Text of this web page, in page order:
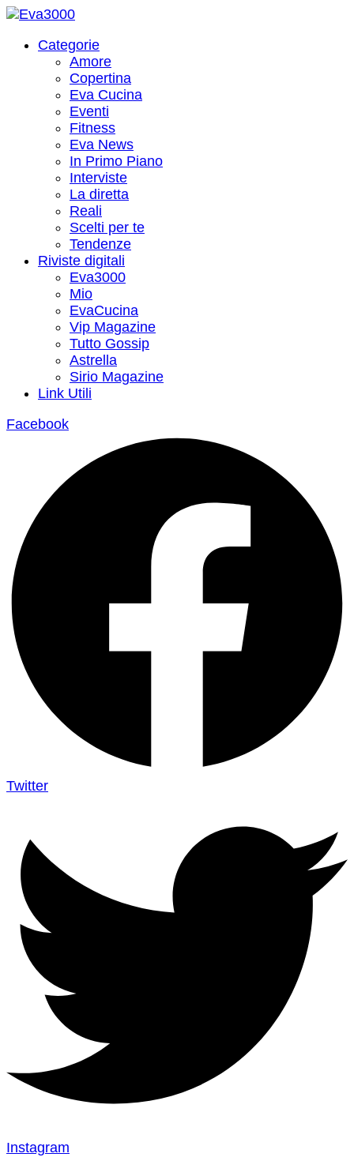
Categorie
Amore
Copertina
Eva Cucina
Eventi
Fitness
Eva News
In Primo Piano
Interviste
La diretta
Reali
Scelti per te
Tendenze
Riviste digitali
Eva3000
Mio
EvaCucina
Vip Magazine
Tutto Gossip
Astrella
Sirio Magazine
Link Utili
Facebook
Twitter
Instagram